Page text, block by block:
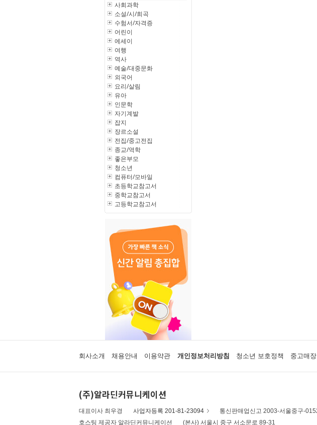
사회과학
소설/시/희곡
수험서/자격증
어린이
에세이
여행
역사
예술/대중문화
외국어
요리/살림
유아
인문학
자기계발
잡지
장르소설
전집/중고전집
종교/역학
좋은부모
청소년
컴퓨터/모바일
초등학교참고서
중학교참고서
고등학교참고서
회사소개 채용안내 이용약관 개인정보처리방침 청소년 보호정책 중고매장
(주)알라딘커뮤니케이션
대표이사 최우경 사업자등록 201-81-23094 통신판매업신고 2003-서울중구-
호스팅 제공자 알라딘커뮤니케이션
(본사) 서울시 중구 서소문로 89-31